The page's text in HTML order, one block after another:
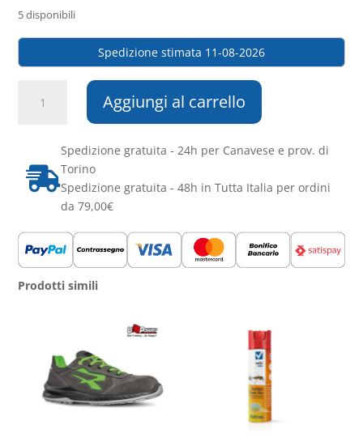
5 disponibili
Spedizione stimata 11-08-2026
contenitore
100
Aggiungi al carrello

Spedizione gratuita - 24h per Canavese e prov. di
Torino
Spedizione gratuita - 48h in Tutta Italia per ordini
da 79,00€
Prodotti simili